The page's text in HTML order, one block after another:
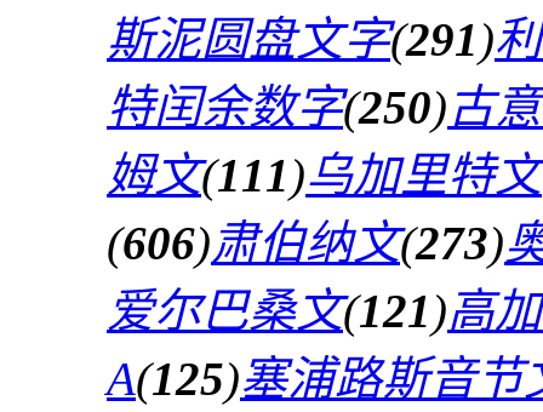
斯泥圆盘文字(291)
特闰余数字(250)古
姆文(111)乌加里特文
(606)肃伯纳文(273)
爱尔巴桑文(121)高
A(125)塞浦路斯音节